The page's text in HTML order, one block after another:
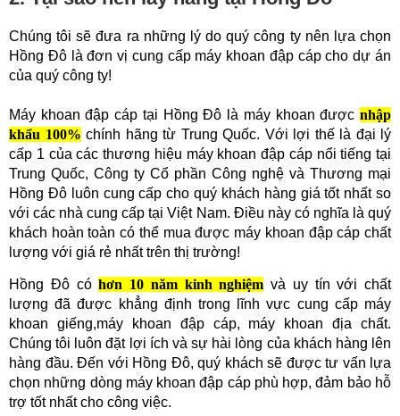
Chúng tôi sẽ đưa ra những lý do quý công ty nên lựa chọn
Hồng Đô là đơn vị cung cấp máy khoan đập cáp cho dự án
của quý công ty!
Máy khoan đập cáp tại Hồng Đô là máy khoan được nhập
khẩu 100% chính hãng từ Trung Quốc. Với lợi thế là đại lý
cấp 1 của các thương hiệu máy khoan đập cáp nổi tiếng tại
Trung Quốc, Công ty Cổ phần Công nghệ và Thương mại
Hồng Đô luôn cung cấp cho quý khách hàng giá tốt nhất so
với các nhà cung cấp tại Việt Nam. Điều này có nghĩa là quý
khách hoàn toàn có thể mua được máy khoan đập cáp chất
lượng với giá rẻ nhất trên thị trường!
Hồng Đô cóhơn 10 năm kinh nghiệm và uy tín với chất
lượng đã được khẳng định trong lĩnh vực cung cấp máy
khoan giếng,máy khoan đập cáp, máy khoan địa chất.
Chúng tôi luôn đặt lợi ích và sự hài lòng của khách hàng lên
hàng đầu. Đến với Hồng Đô, quý khách sẽ được tư vấn lựa
chọn những dòng máy khoan đập cáp phù hợp, đảm bảo hỗ
trợ tốt nhất cho công việc.